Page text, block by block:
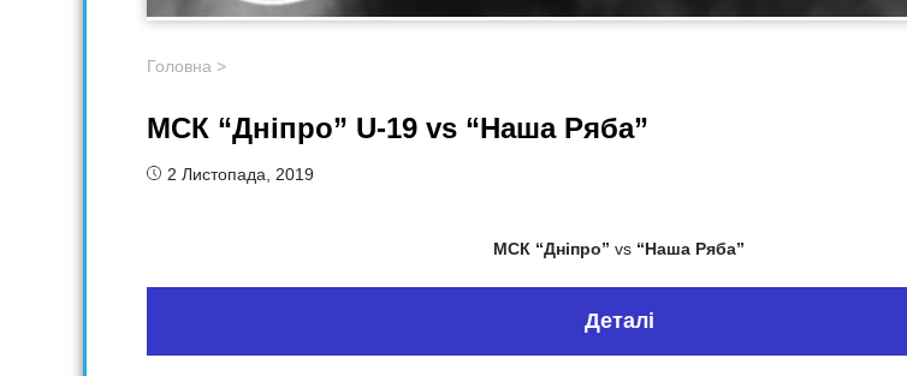
Головна >
МСК “Дніпро” U-19 vs “Наша Ряба”
2 Листопада, 2019
МСК “Дніпро” vs “Наша Ряба”
Деталі